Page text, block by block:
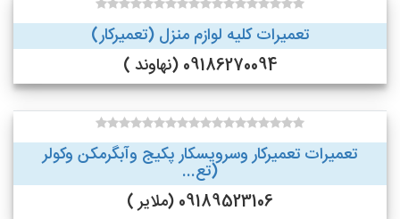
تعمیرات کلیه لوازم منزل (تعمیرکار)
09186270094 (نهاوند )
تعمیرات تعمیرکار وسرویسکار پکیج وآبگرمکن وکولر
(تع...
09189523106 (ملایر )